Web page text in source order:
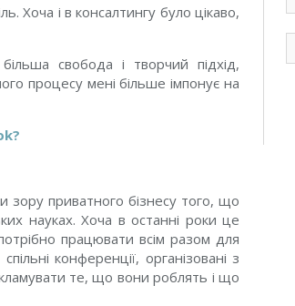
Хоча і в консалтингу було цікаво,
свобода і творчий підхід,
процесу мені більше імпонує на
зору приватного бізнесу того, що
науках. Хоча в останні роки це
працювати всім разом для
конференції, організовані з
те, що вони роблять і що